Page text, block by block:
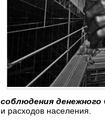
соблюдения
и расходов населения.